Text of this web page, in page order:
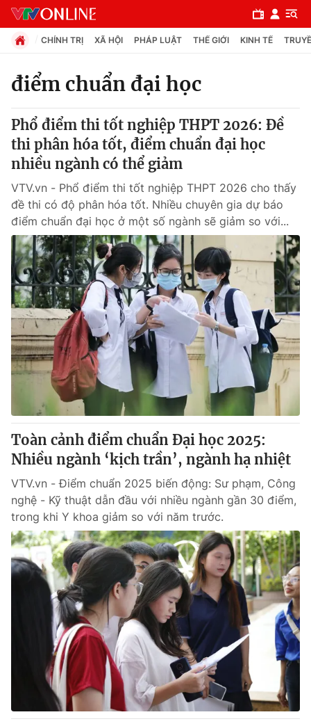
Chuyên mục
Chính trị
Pháp luật
Y tế
Thế giới
Tin tức
Thế giới đó đây
Câu chuyện quốc tế
Kinh tế
Tài chính
Thị trường
Góc doanh nghiệp
Dữ liệu và đời sống
Truyền hình
Phim VTV
Hậu trường
Nhân vật
Khán giả
Giải sao mai
Giải trí
Điện ảnh
Âm nhạc
Sao
Đời sống
Du lịch
Làm đẹp
Chất lượng cuộc sống
Giáo dục
Tuyển sinh
Học trực tuyến
Công nghệ
Hitech Công nghệ tương lai
Sản phẩm
Thị trường
Giao lưu trực tuyến
Lịch phát sóng
Chuyên mục khác
CHÍNH TRỊ XÃ HỘI PHÁP LUẬT THẾ GIỚI KINH TẾ
điểm chuẩn đại học
Phổ điểm thi tốt nghiệp THPT 2026: Đề
thi phân hóa tốt, điểm chuẩn đại học
nhiều ngành có thể giảm
VTV.vn - Phổ điểm thi tốt nghiệp THPT 2026 cho thấy
đề thi có độ phân hóa tốt. Nhiều chuyên gia dự báo
điểm chuẩn đại học ở một số ngành sẽ giảm so với...
Toàn cảnh điểm chuẩn Đại học 2025:
Nhiều ngành ‘kịch trần’, ngành hạ nhiệt
VTV.vn - Điểm chuẩn 2025 biến động: Sư phạm, Công
nghệ - Kỹ thuật dẫn đầu với nhiều ngành gần 30 điểm,
trong khi Y khoa giảm so với năm trước.